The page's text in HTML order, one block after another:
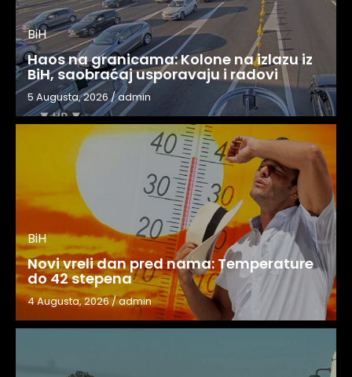
BiH
Haos na granicama: Kolone na izlazu iz
BiH, saobraćaj usporavaju i radovi
5 Augusta, 2026/admin
BiH
Novi vreli dan pred nama: Temperature
do 42 stepena
4 Augusta, 2026/admin